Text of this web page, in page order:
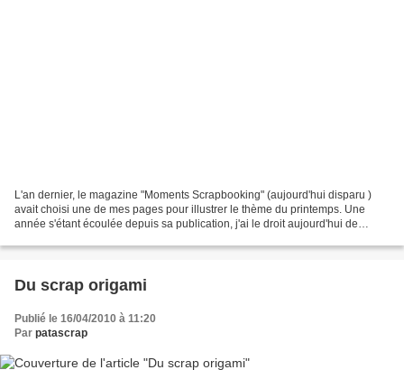
L'an dernier, le magazine "Moments Scrapbooking" (aujourd'hui disparu )
avait choisi une de mes pages pour illustrer le thème du printemps. Une
année s'étant écoulée depuis sa publication, j'ai le droit aujourd'hui de
Du scrap origami
Publié le 16/04/2010 à 11:20
Par patascrap